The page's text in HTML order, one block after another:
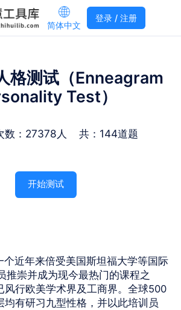
简体中文
登录 / 注册
格测试（Enneagram
Test）
数：27378人 共：144道题
开始测试
个近年来倍受美国斯坦福大学等国际
推崇并成为现今最热门的课程之
风行欧美学术界及工商界。全球500
均有研习九型性格，并以此培训员